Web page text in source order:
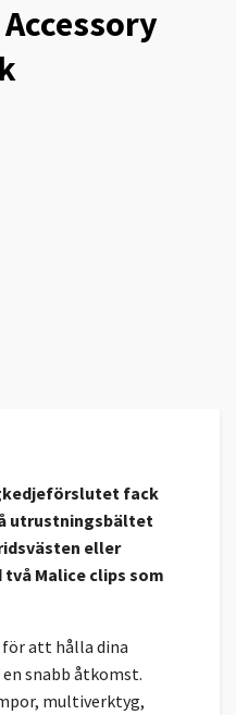
fack
utrustningsbältet
eller
Malice clips som
för att hålla dina
snabb åtkomst.
multiverktyg,